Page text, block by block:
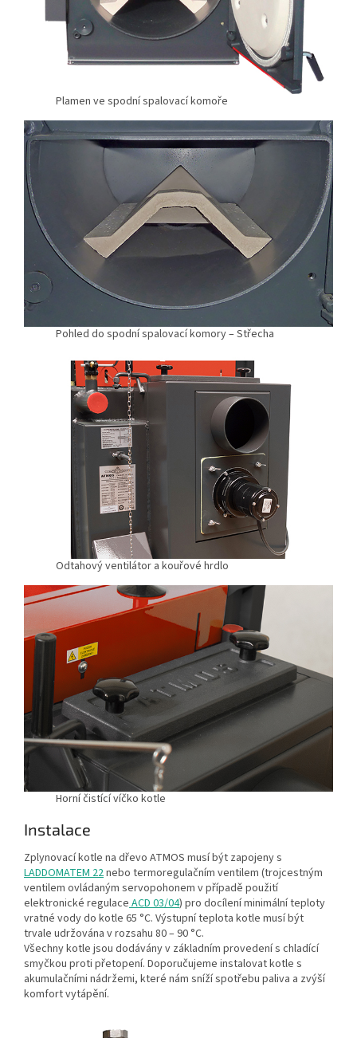
Plamen ve spodní spalovací komoře
Pohled do spodní spalovací komory – Střecha
Odtahový ventilátor a kouřové hrdlo
Horní čistící víčko kotle
Instalace
Zplynovací kotle na dřevo ATMOS musí být zapojeny s
LADDOMATEM 22nebo termoregulačním ventilem (trojcestným
ventilem ovládaným servopohonem v případě použití
elektronické regulaceACD 03/04) pro docílení minimální teploty
vratné vody do kotle 65 °C. Výstupní teplota kotle musí být
trvale udržována v rozsahu 80 – 90 °C.
Všechny kotle jsou dodávány v základním provedení s chladící
smyčkou proti přetopení. Doporučujeme instalovat kotle s
akumulačními nádržemi, které nám sníží spotřebu paliva a zvýší
komfort vytápění.